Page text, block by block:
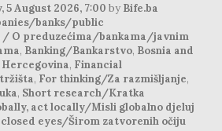
5 August 2026, 7:00 by Bife.ba
banks/public
O preduzećima/bankama/javnim
, Banking/Bankarstvo, Bosnia and
, Financial
, For thinking/Za razmišljanje,
, Short research/Kratka
act locally/Misli globalno djeluj
eyes/Širom zatvorenih očiju